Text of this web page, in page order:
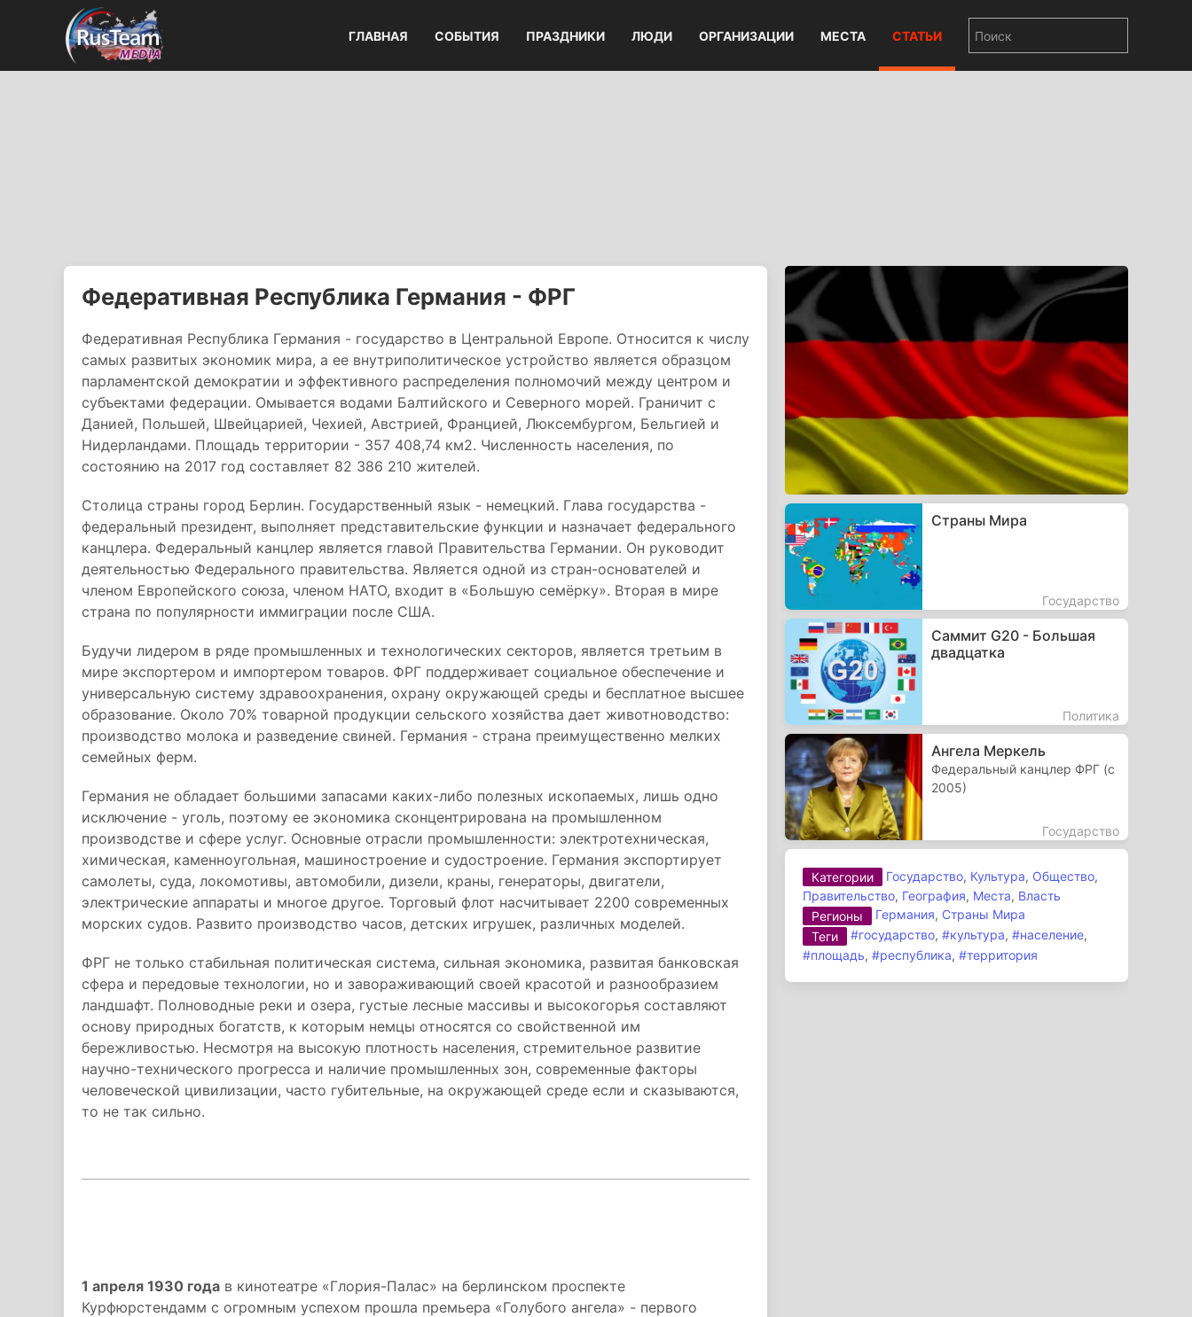
ГЛАВНАЯ СОБЫТИЯ ПРАЗДНИКИ ЛЮДИ ОРГАНИЗАЦИИ МЕСТА СТАТЬИ
Федеративная Республика Германия - ФРГ
Федеративная Республика Германия - государство в Центральной Европе. Относится к числу
самых развитых экономик мира, а ее внутриполитическое устройство является образцом
парламентской демократии и эффективного распределения полномочий между центром и
субъектами федерации. Омывается водами Балтийского и Северного морей. Граничит с
Данией, Польшей, Швейцарией, Чехией, Австрией, Францией, Люксембургом, Бельгией и
Нидерландами. Площадь территории - 357 408,74 км2. Численность населения, по
состоянию на 2017 год составляет 82 386 210 жителей.
Столица страны город Берлин. Государственный язык - немецкий. Глава государства -
федеральный президент, выполняет представительские функции и назначает федерального
канцлера. Федеральный канцлер является главой Правительства Германии. Он руководит
деятельностью Федерального правительства. Является одной из стран-основателей и
членом Европейского союза, членом НАТО, входит в «Большую семёрку». Вторая в мире
страна по популярности иммиграции после США.
Будучи лидером в ряде промышленных и технологических секторов, является третьим в
мире экспортером и импортером товаров. ФРГ поддерживает социальное обеспечение и
универсальную систему здравоохранения, охрану окружающей среды и бесплатное высшее
образование. Около 70% товарной продукции сельского хозяйства дает животноводство:
производство молока и разведение свиней. Германия - страна преимущественно мелких
семейных ферм.
Германия не обладает большими запасами каких-либо полезных ископаемых, лишь одно
исключение - уголь, поэтому ее экономика сконцентрирована на промышленном
производстве и сфере услуг. Основные отрасли промышленности: электротехническая,
химическая, каменноугольная, машиностроение и судостроение. Германия экспортирует
самолеты, суда, локомотивы, автомобили, дизели, краны, генераторы, двигатели,
электрические аппараты и многое другое. Торговый флот насчитывает 2200 современных
морских судов. Развито производство часов, детских игрушек, различных моделей.
ФРГ не только стабильная политическая система, сильная экономика, развитая банковская
сфера и передовые технологии, но и завораживающий своей красотой и разнообразием
ландшафт. Полноводные реки и озера, густые лесные массивы и высокогорья составляют
основу природных богатств, к которым немцы относятся со свойственной им
бережливостью. Несмотря на высокую плотность населения, стремительное развитие
научно-технического прогресса и наличие промышленных зон, современные факторы
человеческой цивилизации, часто губительные, на окружающей среде если и сказываются,
то не так сильно.
1 апреля 1930 года в кинотеатре «Глория-Палас» на берлинском проспекте
Курфюрстендамм с огромным успехом прошла премьера «Голубого ангела» - первого
Страны Мира
Государство
Саммит G20 - Большая
двадцатка
Политика
Ангела Меркель
Федеральный канцлер ФРГ (с
2005)
Государство
Категории Государство, Культура, Общество,
Правительство, География, Места, Власть
Регионы
Германия, Страны Мира
Теги
#государство,#культура,#население,
#площадь,#республика,#территория